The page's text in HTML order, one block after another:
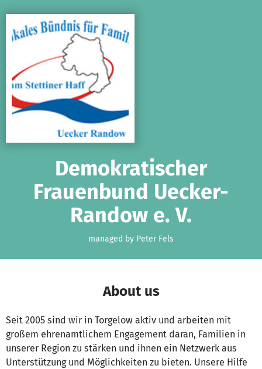
Demokratischer
Frauenbund Uecker-
Randow e. V.
managed by Peter Fels
About us
Seit 2005 sind wir in Torgelow aktiv und arbeiten mit
großem ehrenamtlichem Engagement daran, Familien in
unserer Region zu stärken und ihnen ein Netzwerk aus
Unterstützung und Möglichkeiten zu bieten. Unsere Hilfe